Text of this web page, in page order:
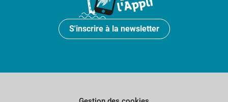
S'inscrire à la newsletter